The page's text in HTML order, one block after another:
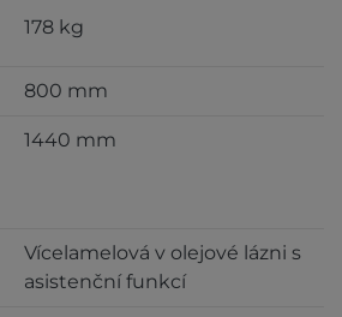
178 kg
800 mm
1440 mm
Vícelamelová v olejové lázni s
asistenční funkcí